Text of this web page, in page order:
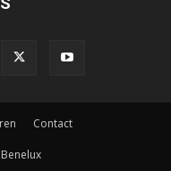
Contact